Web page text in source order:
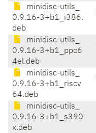
minidisc-utils_
0.9.16-3+b1_i386.
deb
minidisc-utils_
0.9.16-3+b1_ppc6
4el.deb
minidisc-utils_
0.9.16-3+b1_riscv
64.deb
minidisc-utils_
0.9.16-3+b1_s390
x.deb